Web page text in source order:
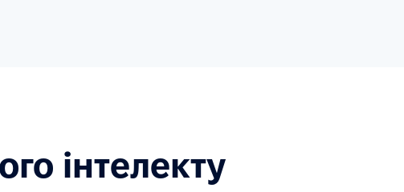
інтелекту